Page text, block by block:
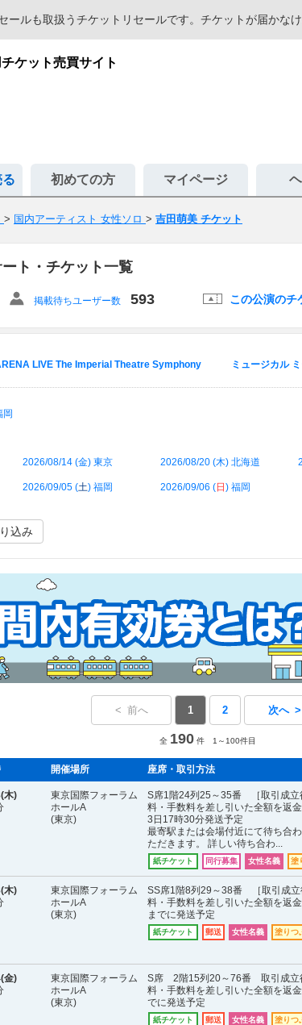
ルも取扱うチケットリセールです。チケットが届かな
ケット売買サイト
初めての方 マイページ
> 国内アーティスト 女性ソロ > 吉田萌美 チケット
ト・チケット一覧
掲載待ちユーザー数 593 この公演のチ
LIVE The Imperial Theatre Symphony ミュージカル
岡
2026/08/14 (金) 東京 2026/08/20 (木) 北海道
2026/09/05 (土) 福岡 2026/09/06 (日 ) 福岡
込み
< 前へ 1 2 次へ >
全 190 件 1～100件目
開催場所 座席・取引方法
木)
東京国際フォーラム
ホールA
(東京)
S席1階24列25～35番 ［取引成立
料・手数料を差し引いた全額を返
3日17時30分発送予定
最寄駅または会場付近にて待ち合
ただきます。 詳しい待ち合わ...
紙チケット 同行募集 女性名義 塗
木)
東京国際フォーラム
ホールA
(東京)
SS席1階8列29～38番 ［取引成立
料・手数料を差し引いた全額を返
までに発送予定
紙チケット 郵送 女性名義 塗りつ
金)
東京国際フォーラム
ホールA
(東京)
S席 2階15列20～76番 取引成立
料・手数料を差し引いた全額を返
でに発送予定
紙チケット 郵送 女性名義 塗りつ